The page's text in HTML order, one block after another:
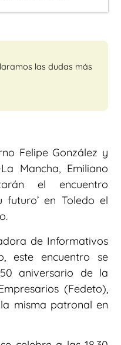
las dudas más
Felipe González y
Mancha, Emiliano
el encuentro
futuro’ en Toledo el
de Informativos
este encuentro se
aniversario de la
(Fedeto),
misma patronal en